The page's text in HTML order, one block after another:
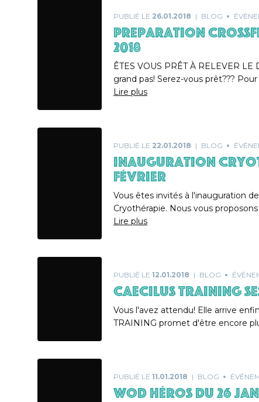
PUBLIÉ LE 26.01.2018 BLOG
PREPARATION
2018
ÊTES VOUS PRÊT À RELEVER
grand pas! Serez-vous prêt???
Lire plus
PUBLIÉ LE 22.01.2018 BLOG
INAUGURATION
FÉVRIER
Vous êtes invités à l'inauguration
Cryothérapie. Nous vous
Lire plus
PUBLIÉ LE 12.01.2018 BLOG
CAECILUS TRAINING
Vous l'avez attendu! Elle arrive
TRAINING promet d'être encore
PUBLIÉ LE 11.01.2018 BLOG
WOD HÉROS DU 26